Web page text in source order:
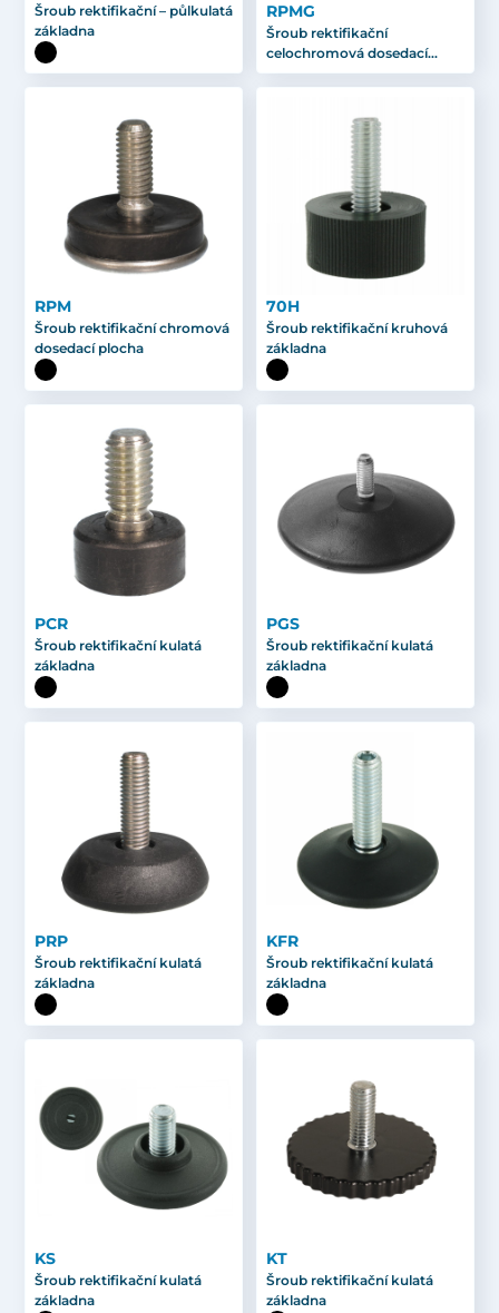
Šroub rektifikační – půlkulatá
základna
RPMG
Šroub rektifikační
celochromová dosedací
plocha
RPM
Šroub rektifikační chromová
dosedací plocha
70H
Šroub rektifikační kruhová
základna
PCR
Šroub rektifikační kulatá
základna
PGS
Šroub rektifikační kulatá
základna
PRP
Šroub rektifikační kulatá
základna
KFR
Šroub rektifikační kulatá
základna
KS
Šroub rektifikační kulatá
základna
KT
Šroub rektifikační kulatá
základna